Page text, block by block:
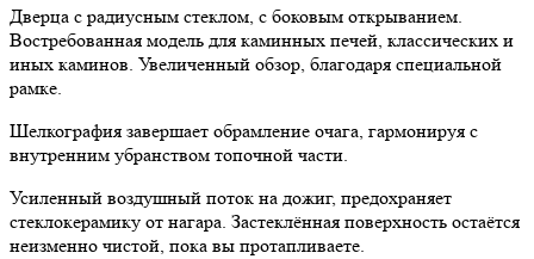
Дверца с радиусным стеклом, с боковым открыванием.
Востребованная модель для каминных печей, классических и
иных каминов. Увеличенный обзор, благодаря специальной
рамке.
Шелкография завершает обрамление очага, гармонируя с
внутренним убранством топочной части.
Усиленный воздушный поток на дожиг, предохраняет
стеклокерамику от нагара. Застеклённая поверхность остаётся
неизменно чистой, пока вы протапливаете.